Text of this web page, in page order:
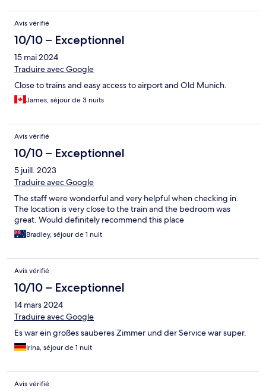
Avis vérifié
10/10 – Exceptionnel
15 mai 2024
Traduire avec Google
Close to trains and easy access to airport and Old Munich.
James, séjour de 3 nuits
Avis vérifié
10/10 – Exceptionnel
5 juill. 2023
Traduire avec Google
The staff were wonderful and very helpful when checking in.
The location is very close to the train and the bedroom was
great. Would definitely recommend this place
Bradley, séjour de 1 nuit
Avis vérifié
10/10 – Exceptionnel
14 mars 2024
Traduire avec Google
Es war ein großes sauberes Zimmer und der Service war super.
Irina, séjour de 1 nuit
Avis vérifié